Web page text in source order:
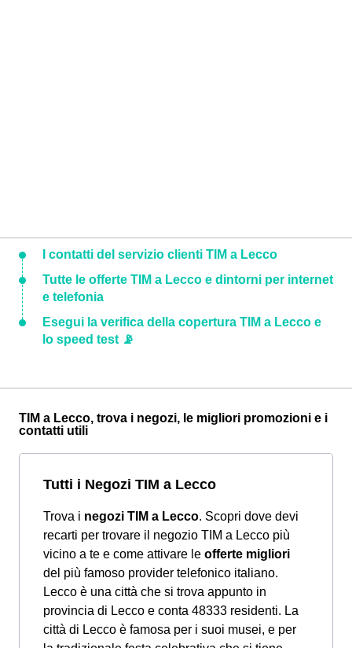
I contatti del servizio clienti TIM a Lecco
Tutte le offerte TIM a Lecco e dintorni per internet
e telefonia
Esegui la verifica della copertura TIM a Lecco e
lo speed test 📡
TIM a Lecco, trova i negozi, le migliori promozioni e i
contatti utili
Tutti i Negozi TIM a Lecco
Trova i negozi TIM a Lecco. Scopri dove devi
recarti per trovare il negozio TIM a Lecco più
vicino a te e come attivare le offerte migliori
del più famoso provider telefonico italiano.
Lecco è una città che si trova appunto in
provincia di Lecco e conta 48333 residenti. La
città di Lecco è famosa per i suoi musei, e per